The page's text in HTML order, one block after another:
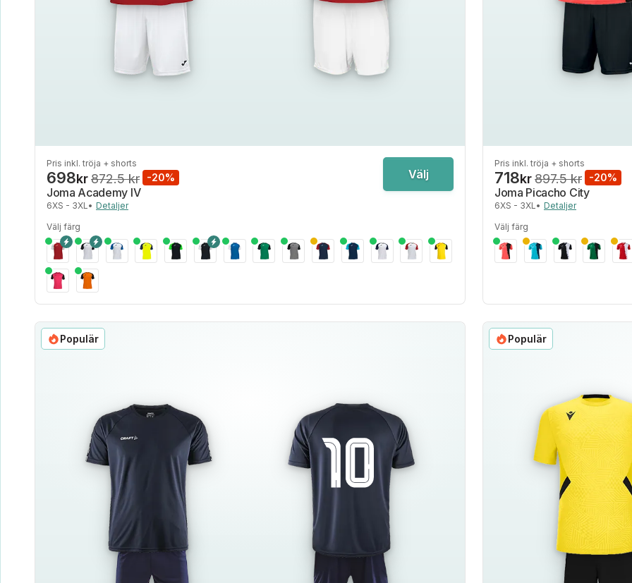
Pris inkl. tröja + shorts
698kr872.5 kr -20%
Joma Academy IV
6XS - 3XL• Detaljer
Välj
Välj färg
Pris inkl. tröja + shorts
718kr897.5 kr -20%
Joma Picacho City
6XS - 3XL• Detaljer
Välj färg
Populär Populär